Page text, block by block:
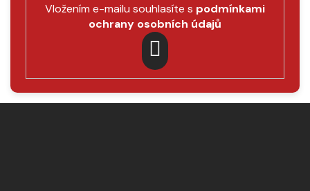
Vložením e-mailu souhlasíte s podmínkami
ochrany osobních údajů
PŘIHLÁSIT
SE